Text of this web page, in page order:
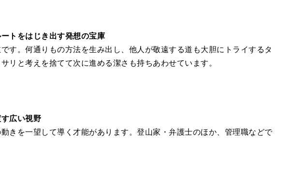
トをはじき出す発想の宝庫
す。何通りもの方法を生み出し、他人が敬遠する道も大胆にトライするタ
リと考えを捨てて次に進める潔さも持ちあわせています。
広い視野
きを一望して導く才能があります。登山家・弁護士のほか、管理職などで